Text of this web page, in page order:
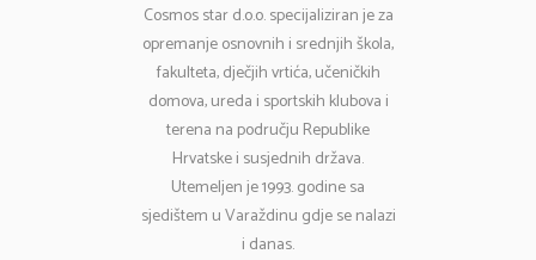
Cosmosstar d.o.o. specijaliziran je za
opremanje osnovnih i srednjih škola,
fakulteta, dječjih vrtića, učeničkih
domova, ureda i sportskih klubova i
terena na području Republike
Hrvatske i susjednih država.
Utemeljen je 1993. godine sa
sjedištem u Varaždinu gdje se nalazi
i danas.